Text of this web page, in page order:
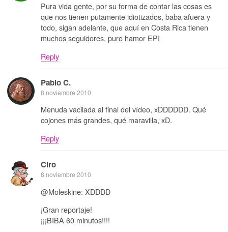
Pura vida gente, por su forma de contar las cosas es
que nos tienen putamente idiotizados, baba afuera y
todo, sigan adelante, que aquí en Costa Rica tienen
muchos seguidores, puro hamor EPI
Reply
Pablo C.
8 noviembre 2010
Menuda vacilada al final del vídeo, xDDDDDD. Qué
cojones más grandes, qué maravilla, xD.
Reply
Ciro
8 noviembre 2010
@Moleskine: XDDDD
¡Gran reportaje!
¡¡¡BIBA 60 minutos!!!!